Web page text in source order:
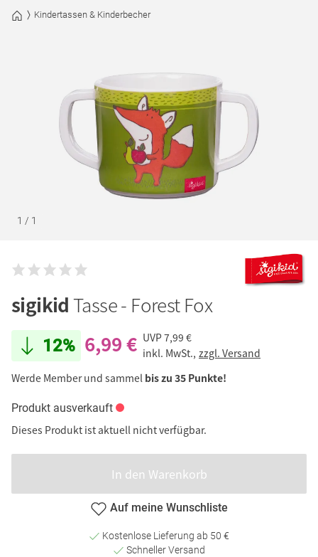
Kindertassen & Kinderbecher
1 / 1
sigikidTasse - Forest Fox
12% 6,99 € UVP7,99 €
inkl. MwSt., zzgl. Versand
Werde Member und sammel bis zu 35 Punkte!
Produkt ausverkauft
Dieses Produkt ist aktuell nicht verfügbar.
In den Warenkorb
Auf meine Wunschliste
Kostenlose Lieferung ab 50 €
Schneller Versand